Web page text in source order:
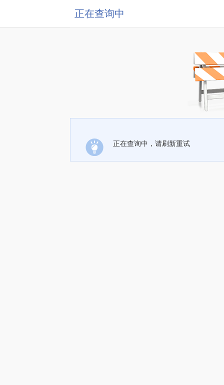
正在查询中
正在查询中，请刷新重试